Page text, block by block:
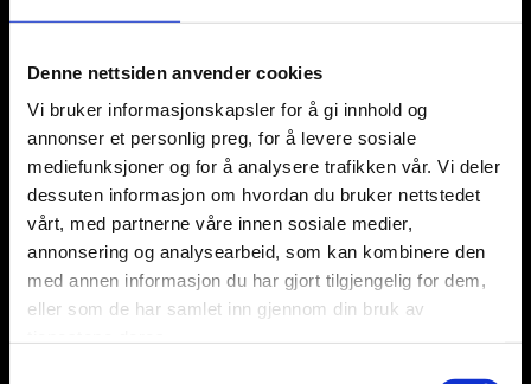
Denne nettsiden anvender cookies
Vi bruker informasjonskapsler for å gi innhold og
annonser et personlig preg, for å levere sosiale
mediefunksjoner og for å analysere trafikken vår. Vi deler
dessuten informasjon om hvordan du bruker nettstedet
vårt, med partnerne våre innen sosiale medier,
annonsering og analysearbeid, som kan kombinere den
med annen informasjon du har gjort tilgjengelig for dem,
eller som de har samlet inn gjennom din bruk av
Jan Erik Haugsrud.
Gratulerer til prøvevinner ØA Daysi til Dag
Haugen
Norge stilte med følgende lag:
NO 51021/20 GF Izabella, Kittil Songe
NO 37860/18 ØA Daysi, Dag Haugen